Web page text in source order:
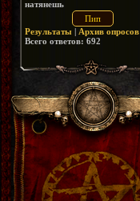
натянешь
Результаты | Архив опросов
Всего ответов: 692